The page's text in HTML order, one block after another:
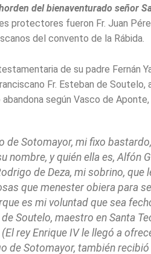
del bienaventurado señor
protectores fueron Fr. Juan
del convento de la Rábida.
de su padre Fernán
Fr. Esteban de Soutelo,
según Vasco de
de Sotomayor, mi fixo
nombre, y quién ella es, Alfón
de Deza, mi sobrino, que
que menester obiera para
es mi voluntad que sea
Soutelo, maestro en Santa
rey Enrique IV le llegó a
de Sotomayor, también